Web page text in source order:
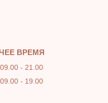
ВРЕМЯ
- 21.00
- 19.00